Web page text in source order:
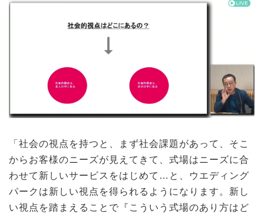
「社会の視点を持つと、まず社会課題があって、そこ
からお客様のニーズが見えてきて、式場はニーズに合
わせて新しいサービスをはじめて…と、ウエディング
パークは新しい視点を得られるようになります。新し
い視点を踏まえることで『こういう式場のあり方はど